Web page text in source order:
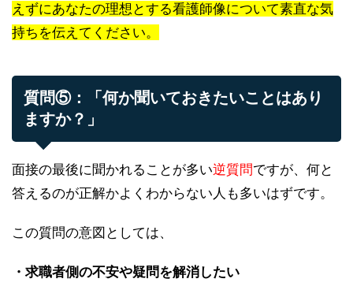
えずにあなたの理想とする看護師像について素直な気
持ちを伝えてください。
質問⑤：「何か聞いておきたいことはあり
ますか？」
面接の最後に聞かれることが多い逆質問ですが、何と
答えるのが正解かよくわからない人も多いはずです。
この質問の意図としては、
・求職者側の不安や疑問を解消したい